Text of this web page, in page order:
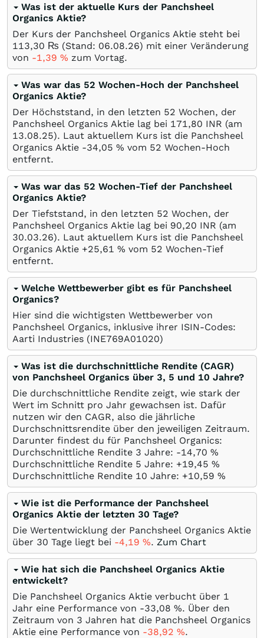
Was ist der aktuelle Kurs der Panchsheel
Organics Aktie?
Der Kurs der Panchsheel Organics Aktie steht bei
113,30 ₨ (Stand: 06.08.26) mit einer Veränderung
von -1,39 % zum Vortag.
Was war das 52 Wochen-Hoch der Panchsheel
Organics Aktie?
Der Höchststand, in den letzten 52 Wochen, der
Panchsheel Organics Aktie lag bei 171,80 INR (am
13.08.25). Laut aktuellem Kurs ist die Panchsheel
Organics Aktie -34,05 % vom 52 Wochen-Hoch
entfernt.
Was war das 52 Wochen-Tief der Panchsheel
Organics Aktie?
Der Tiefststand, in den letzten 52 Wochen, der
Panchsheel Organics Aktie lag bei 90,20 INR (am
30.03.26). Laut aktuellem Kurs ist die Panchsheel
Organics Aktie +25,61 % vom 52 Wochen-Tief
entfernt.
Welche Wettbewerber gibt es für Panchsheel
Organics?
Hier sind die wichtigsten Wettbewerber von
Panchsheel Organics, inklusive ihrer ISIN-Codes:
Aarti Industries (INE769A01020)
Was ist die durchschnittliche Rendite (CAGR)
von Panchsheel Organics über 3, 5 und 10 Jahre?
Die durchschnittliche Rendite zeigt, wie stark der
Wert im Schnitt pro Jahr gewachsen ist. Dafür
nutzen wir den CAGR, also die jährliche
Durchschnittsrendite über den jeweiligen Zeitraum.
Darunter findest du für Panchsheel Organics:
Durchschnittliche Rendite 3 Jahre: -14,70 %
Durchschnittliche Rendite 5 Jahre: +19,45 %
Durchschnittliche Rendite 10 Jahre: +10,59 %
Wie ist die Performance der Panchsheel
Organics Aktie der letzten 30 Tage?
Die Wertentwicklung der Panchsheel Organics Aktie
über 30 Tage liegt bei -4,19 %. Zum Chart
Wie hat sich die Panchsheel Organics Aktie
entwickelt?
Die Panchsheel Organics Aktie verbucht über 1
Jahr eine Performance von -33,08 %. Über den
Zeitraum von 3 Jahren hat die Panchsheel Organics
Aktie eine Performance von -38,92 %.